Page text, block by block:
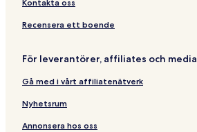
y
G
G
a
C
l
a
y
a
Kontakta oss
Recensera ett boende
För leverantörer, affiliates och media
Gå med i vårt affiliatenätverk
Nyhetsrum
Annonsera hos oss